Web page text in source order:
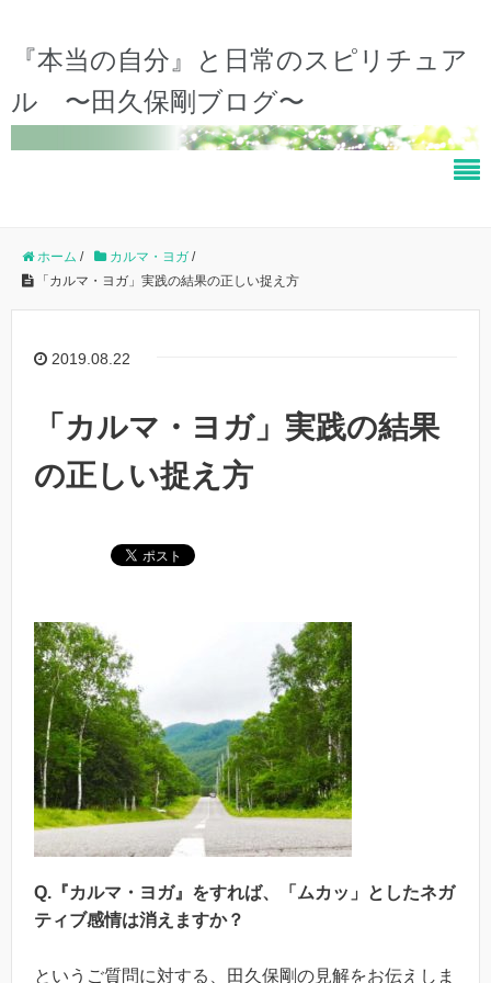
『本当の自分』と日常のスピリチュア
ル 〜田久保剛ブログ〜
ホーム / カルマ・ヨガ /
「カルマ・ヨガ」実践の結果の正しい捉え方
2019.08.22
「カルマ・ヨガ」実践の結果
の正しい捉え方
Q.『カルマ・ヨガ』をすれば、「ムカッ」としたネガ
ティブ感情は消えますか？
というご質問に対する、田久保剛の見解をお伝えしま